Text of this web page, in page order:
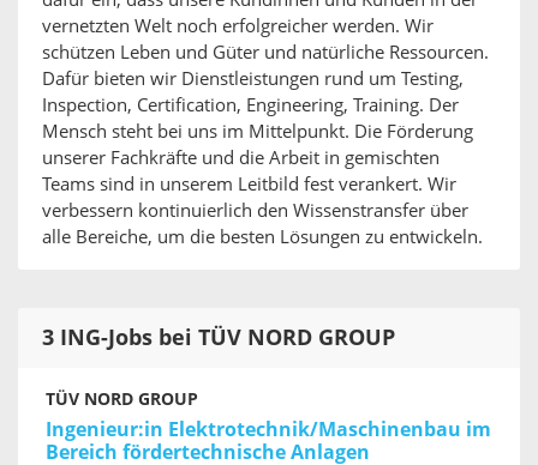
vernetzten Welt noch erfolgreicher werden. Wir
schützen Leben und Güter und natürliche Ressourcen.
Dafür bieten wir Dienstleistungen rund um Testing,
Inspection, Certification, Engineering, Training. Der
Mensch steht bei uns im Mittelpunkt. Die Förderung
unserer Fachkräfte und die Arbeit in gemischten
Teams sind in unserem Leitbild fest verankert. Wir
verbessern kontinuierlich den Wissenstransfer über
alle Bereiche, um die besten Lösungen zu entwickeln.
3 ING-Jobs bei TÜV NORD GROUP
TÜV NORD GROUP
Ingenieur:in Elektrotechnik/Maschinenbau im
Bereich fördertechnische Anlagen